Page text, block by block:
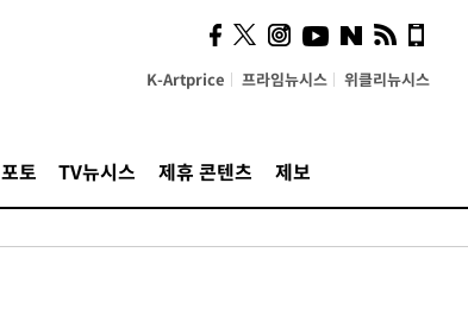
K-Artprice 프라임뉴시스 위클리뉴시스
포토 TV뉴시스 제휴 콘텐츠 제보
시, 스마트폰 액세서리에
NFC 더했다